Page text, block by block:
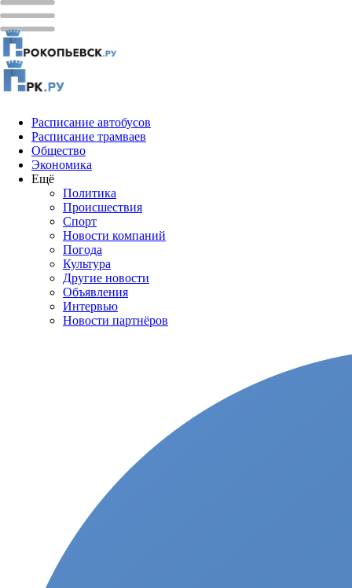
Расписание автобусов
Расписание трамваев
Общество
Экономика
Ещё
Политика
Проиcшествия
Спорт
Новости компаний
Погода
Культура
Другие новости
Объявления
Интервью
Новости партнёров